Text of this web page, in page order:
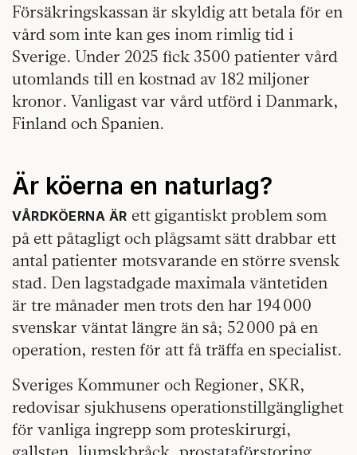
Försäkringskassan är skyldig att betala för en
vård som inte kan ges inom rimlig tid i
Sverige. Under 2025 fick 3500 patienter vård
utomlands till en kostnad av 182 miljoner
kronor. Vanligast var vård utförd i Danmark,
Finland och Spanien.
Är köerna en naturlag?
VÅRDKÖERNA ÄR ett gigantiskt problem som
på ett påtagligt och plågsamt sätt drabbar ett
antal patienter motsvarande en större svensk
stad. Den lagstadgade maximala väntetiden
är tre månader men trots den har 194 000
svenskar väntat längre än så; 52 000 på en
operation, resten för att få träffa en specialist.
Sveriges Kommuner och Regioner, SKR,
redovisar sjukhusens operationstillgänglighet
för vanliga ingrepp som proteskirurgi,